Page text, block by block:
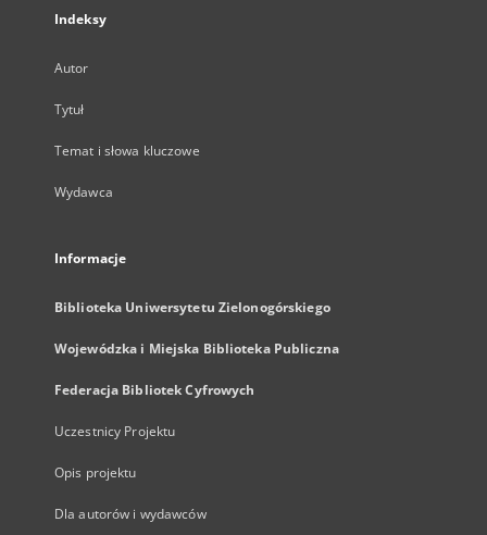
Indeksy
Autor
Tytuł
Temat i słowa kluczowe
Wydawca
Informacje
Biblioteka Uniwersytetu Zielonogórskiego
Wojewódzka i Miejska Biblioteka Publiczna
Federacja Bibliotek Cyfrowych
Uczestnicy Projektu
Opis projektu
Dla autorów i wydawców